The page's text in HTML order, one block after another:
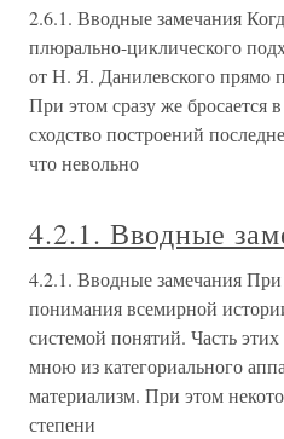
2.6.1. Вводные замечания
плюрально-циклического
от Н. Я. Данилевского прямо
При этом сразу же бросается
сходство построений
что невольно
4.2.1. Вводные
4.2.1. Вводные замечания
понимания всемирной
системой понятий. Часть
мною из категориального
материализм. При этом
степени